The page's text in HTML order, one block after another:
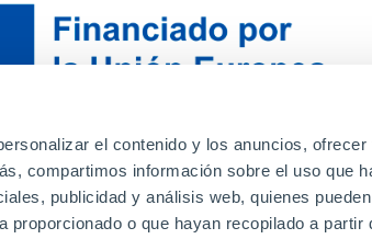
el contenido y los anuncios, ofrecer
compartimos información sobre el uso que
publicidad y análisis web, quienes pueden
o que hayan recopilado a partir
de denuncias Envia tu CV